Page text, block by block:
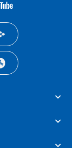
youtube-